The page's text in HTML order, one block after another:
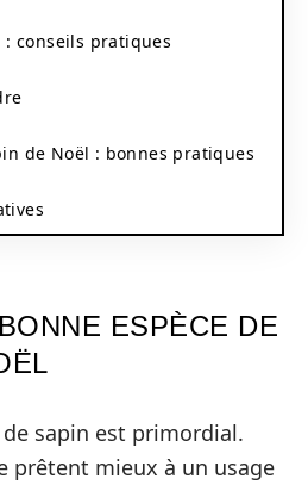
conseils pratiques
de Noël : bonnes pratiques
ESPÈCE DE
de sapin est primordial.
prêtent mieux à un usage